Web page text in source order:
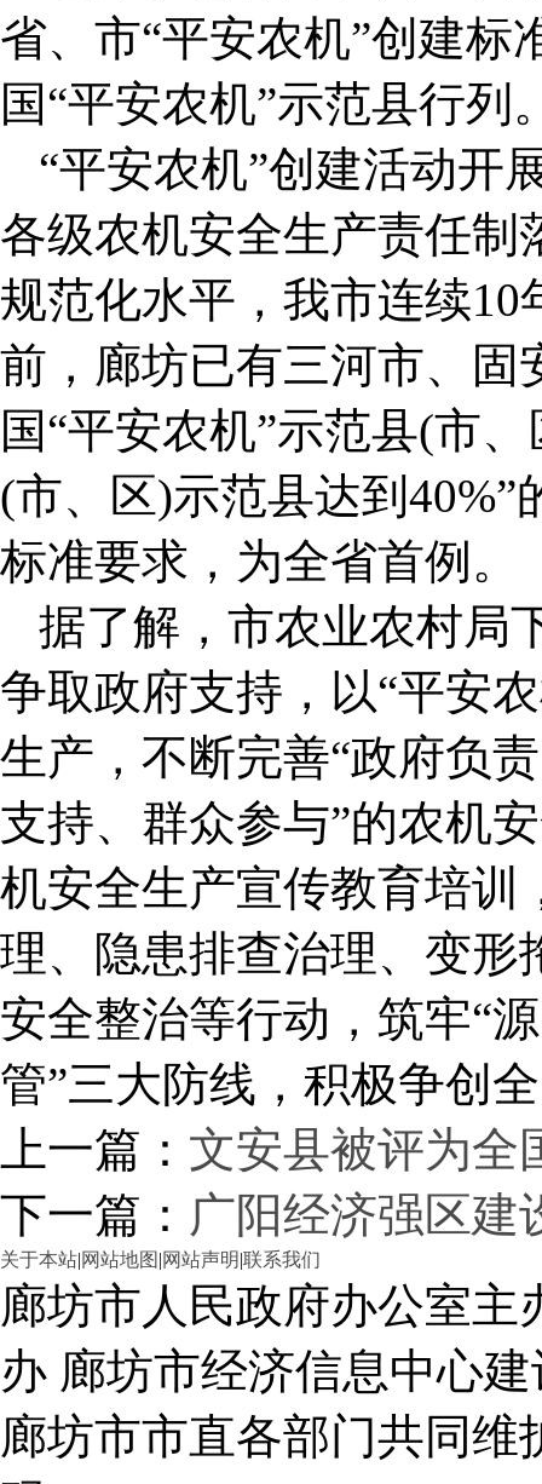
省、市“平安农机”创建标
国“平安农机”示范县行列
“平安农机”创建活动开
各级农机安全生产责任制
规范化水平，我市连续
前，廊坊已有三河市、固
国“平安农机”示范县(市
(市、区)示范县达到40%”
标准要求，为全省首例。
据了解，市农业农村局
争取政府支持，以“平安
生产，不断完善“政府负
支持、群众参与”的农机
机安全生产宣传教育培训
理、隐患排查治理、变形
安全整治等行动，筑牢“
管”三大防线，积极争创
上一篇： 文安县被评为全
下一篇： 广阳经济强区建
关于本站|网站地图 |网站声明|联系我们
廊坊市人民政府办公室
办 廊坊市经济信息中心建
廊坊市市直各部门共同